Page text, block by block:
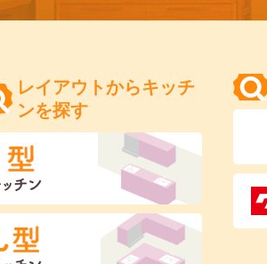
レイアウトからキッチ
ンを探す